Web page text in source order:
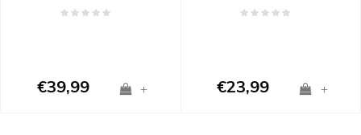
€39,99 + €23,99 +